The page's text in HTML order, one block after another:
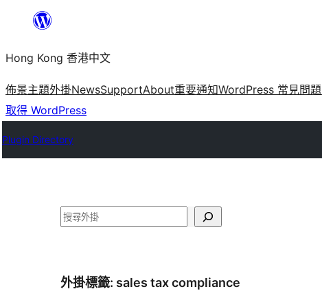
主
要
內
容
Hong Kong 香港中文
佈景主題外掛NewsSupportAbout重要通知WordPress 常見問題
取得 WordPress
Plugin Directory
搜
外掛標籤: sales tax compliance